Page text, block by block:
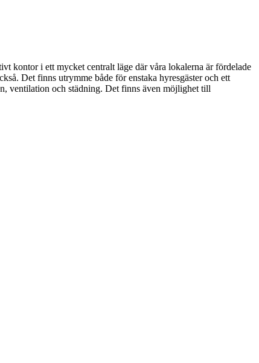
kontor i ett mycket centralt läge där våra lokalerna är fördelade
Det finns utrymme både för enstaka hyresgäster och ett
ventilation och städning. Det finns även möjlighet till